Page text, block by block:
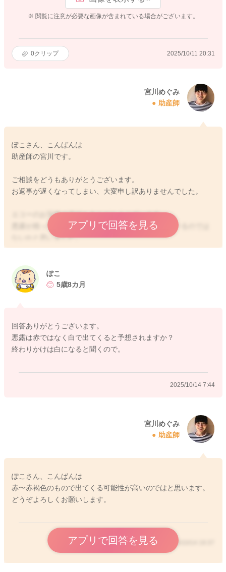
※ 閲覧に注意が必要な画像が含まれている場合がございます。
0クリップ 2025/10/11 20:31
宮川めぐみ
助産師
ぽこさん、こんばんは
助産師の宮川です。
ご相談をどうもありがとうございます。
お返事が遅くなってしまい、大変申し訳ありませんでした。
エコーのお写真の添付もありがとうございます。
悪露が残っているかどうかについてですが、残っているのでは
ないかと思いました。
今後おそらく動きが増えてきた時に、出血が増えて出ることも
無理をせずに少しずつ動くようにされるといいのではないかと
思いました。
よかったら参考になさってみてください。
どうぞよろしくお願いします。
アプリで回答を見る
ぽこ
5歳8カ月
回答ありがとうございます。
悪露は赤ではなく白で出てくると予想されますか？
終わりかけは白になると聞くので。
2025/10/14 7:44
宮川めぐみ
助産師
ぽこさん、こんばんは
赤〜赤褐色のもので出てくる可能性が高いのではと思います。
どうぞよろしくお願いします。
アプリで回答を見る 2025/10/14 19:37